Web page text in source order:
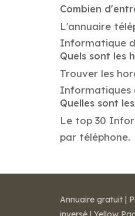
Combien
L'annuaire
Informatique
Quels sont les
Trouver les
Informatiques
Quelles sont
Le top 30
par téléphone.
Annuaire gratuit |